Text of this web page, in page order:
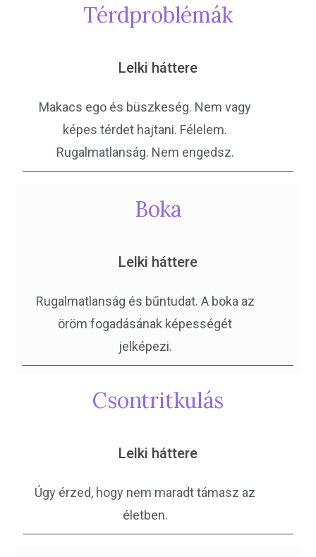
Térdproblémák
Lelki háttere
Makacs ego és büszkeség. Nem vagy
képes térdet hajtani. Félelem.
Rugalmatlanság. Nem engedsz.
Boka
Lelki háttere
Rugalmatlanság és bűntudat. A boka az
öröm fogadásának képességét
jelképezi.
Csontritkulás
Lelki háttere
Úgy érzed, hogy nem maradt támasz az
életben.